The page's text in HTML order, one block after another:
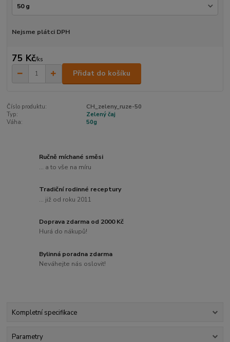
Nejsme plátci DPH
75 Kč/ks
Přidat do košíku
Číslo produktu:
CH_zeleny_ruze-50
Typ:
Zelený čaj
Váha:
50g
Ručně míchané směsi
... a to vše na míru
Tradiční rodinné receptury
... již od roku 2011
Doprava zdarma od 2000 Kč
Hurá do nákupů!
Bylinná poradna zdarma
Neváhejte nás oslovit!
Kompletní specifikace
Parametry